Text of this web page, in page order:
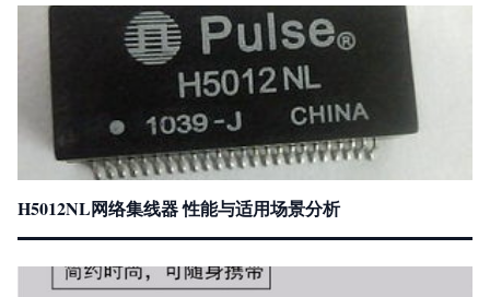
H5012NL网络集线器 性能与适用场景分析